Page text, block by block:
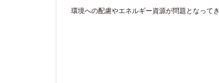
環境への配慮やエネルギー資源が問題となって